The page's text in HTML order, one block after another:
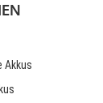
Akkus